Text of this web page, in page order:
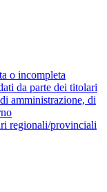
o incompleta
da parte dei titolari
amministrazione, di
regionali/provinciali